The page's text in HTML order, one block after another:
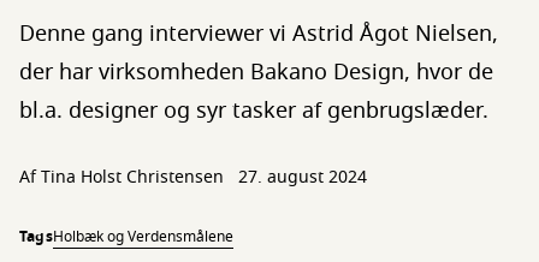
Denne gang interviewer vi Astrid Ågot Nielsen,
der har virksomheden Bakano Design, hvor de
bl.a. designer og syr tasker af genbrugslæder.
AfTina Holst Christensen 27. august 2024
TagsHolbæk og Verdensmålene